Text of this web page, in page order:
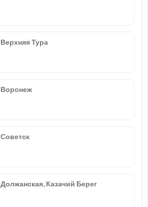
Верхняя Тура
Воронеж
Советск
Должанская, Казачий Берег